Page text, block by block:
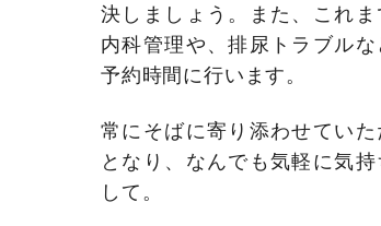
決しましょう。また、これ
内科管理や、排尿トラブル
予約時間に行います。
常にそばに寄り添わせてい
となり、なんでも気軽に気
して。